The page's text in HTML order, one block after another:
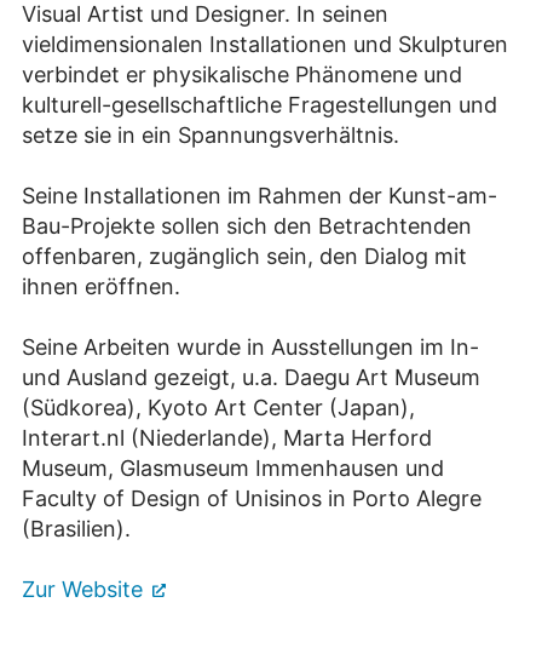
Visual Artist und Designer. In seinen
vieldimensionalen Installationen und Skulpturen
verbindet er physikalische Phänomene und
kulturell-gesellschaftliche Fragestellungen und
setze sie in ein Spannungsverhältnis.
Seine Installationen im Rahmen der Kunst-am-
Bau-Projekte sollen sich den Betrachtenden
offenbaren, zugänglich sein, den Dialog mit
ihnen eröffnen.
Seine Arbeiten wurde in Ausstellungen im In-
und Ausland gezeigt, u.a. Daegu Art Museum
(Südkorea), Kyoto Art Center (Japan),
Interart.nl (Niederlande), Marta Herford
Museum, Glasmuseum Immenhausen und
Faculty of Design of Unisinos in Porto Alegre
(Brasilien).
Zur Website